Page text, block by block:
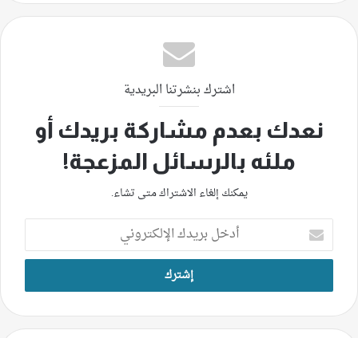
اشترك بنشرتنا البريدية
نعدك بعدم مشاركة بريدك أو
ملئه بالرسائل المزعجة!
يمكنك إلغاء الاشتراك متى تشاء.
أدخل
بريدك
الإلكتروني